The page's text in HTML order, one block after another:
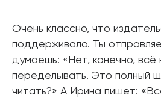
Очень классно, что
поддерживало. Ты
думаешь: «Нет, конечно, всё
переделывать. Это полный
читать?» А Ирина пишет: